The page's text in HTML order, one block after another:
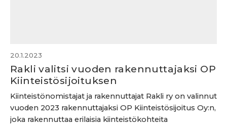
20.1.2023
Rakli valitsi vuoden rakennuttajaksi OP
Kiinteistösijoituksen
Kiinteistönomistajat ja rakennuttajat Rakli ry on valinnut
vuoden 2023 rakennuttajaksi OP Kiinteistösijoitus Oy:n,
joka rakennuttaa erilaisia kiinteistökohteita